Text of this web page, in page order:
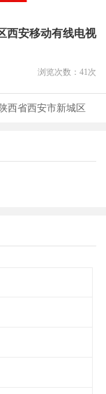
西安移动有线电视
浏览次数： 41 次
陕西省西安市新城区